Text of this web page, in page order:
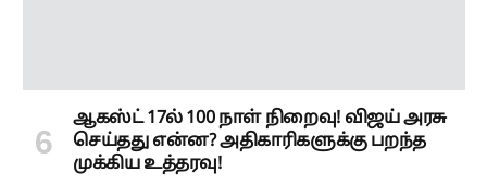
ஆகஸ்ட் 17ல் 100 நாள் நிறைவு! விஜய் அரசு
செய்தது என்ன? அதிகாரிகளுக்கு பறந்த
முக்கிய உத்தரவு!